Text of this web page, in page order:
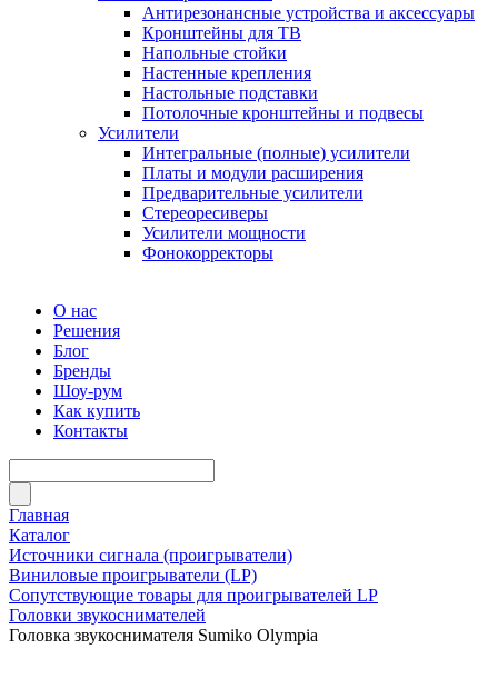
Антирезонансные устройства и аксессуары
Кронштейны для ТВ
Напольные стойки
Настенные крепления
Настольные подставки
Потолочные кронштейны и подвесы
Усилители
Интегральные (полные) усилители
Платы и модули расширения
Предварительные усилители
Стереоресиверы
Усилители мощности
Фонокорректоры
О нас
Решения
Блог
Бренды
Шоу-рум
Как купить
Контакты
Главная
Каталог
Источники сигнала (проигрыватели)
Виниловые проигрыватели (LP)
Сопутствующие товары для проигрывателей LP
Головки звукоснимателей
Головка звукоснимателя Sumiko Olympia